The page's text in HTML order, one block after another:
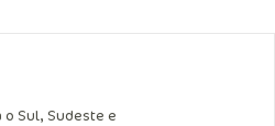
o Sul, Sudeste e